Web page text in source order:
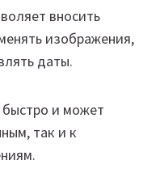
вносить
изображения,
даты.
и может
так и к